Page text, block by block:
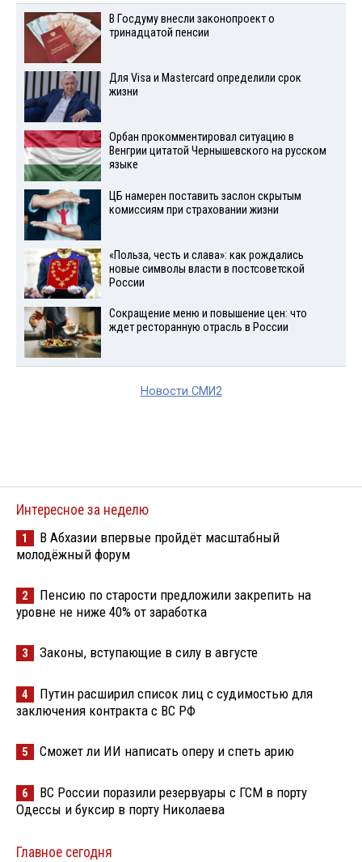
В Госдуму внесли законопроект о
тринадцатой пенсии
Для Visа и Mastercard определили срок
жизни
Орбан прокомментировал ситуацию в
Венгрии цитатой Чернышевского на русском
языке
ЦБ намерен поставить заслон скрытым
комиссиям при страховании жизни
«Польза, честь и слава»: как рождались
новые символы власти в постсоветской
России
Сокращение меню и повышение цен: что
ждет ресторанную отрасль в России
Новости СМИ2
Интересное за неделю
1
В Абхазии впервые пройдёт масштабный
молодёжный форум
2
Пенсию по старости предложили закрепить на
уровне не ниже 40% от заработка
3 Законы, вступающие в силу в августе
4
Путин расширил список лиц с судимостью для
заключения контракта с ВС РФ
5 Сможет ли ИИ написать оперу и спеть арию
6
ВС России поразили резервуары с ГСМ в порту
Одессы и буксир в порту Николаева
Главное сегодня